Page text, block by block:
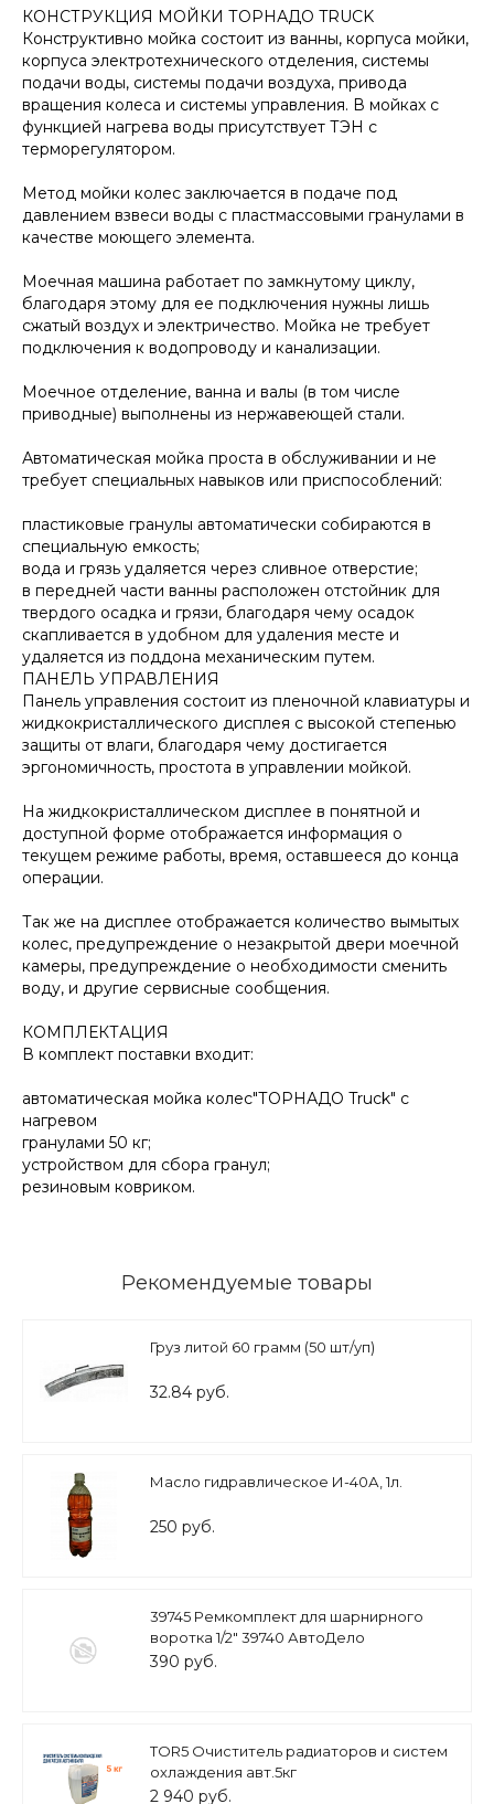
КОНСТРУКЦИЯ МОЙКИ ТОРНАДО TRUCK
Конструктивно мойка состоит из ванны, корпуса мойки,
корпуса электротехнического отделения, системы
подачи воды, системы подачи воздуха, привода
вращения колеса и системы управления. В мойках с
функцией нагрева воды присутствует ТЭН с
терморегулятором.
Метод мойки колес заключается в подаче под
давлением взвеси воды с пластмассовыми гранулами в
качестве моющего элемента.
Моечная машина работает по замкнутому циклу,
благодаря этому для ее подключения нужны лишь
сжатый воздух и электричество. Мойка не требует
подключения к водопроводу и канализации.
Моечное отделение, ванна и валы (в том числе
приводные) выполнены из нержавеющей стали.
Автоматическая мойка проста в обслуживании и не
требует специальных навыков или приспособлений:
пластиковые гранулы автоматически собираются в
специальную емкость;
вода и грязь удаляется через сливное отверстие;
в передней части ванны расположен отстойник для
твердого осадка и грязи, благодаря чему осадок
скапливается в удобном для удаления месте и
удаляется из поддона механическим путем.
ПАНЕЛЬ УПРАВЛЕНИЯ
Панель управления состоит из пленочной клавиатуры и
жидкокристаллического дисплея с высокой степенью
защиты от влаги, благодаря чему достигается
эргономичность, простота в управлении мойкой.
На жидкокристаллическом дисплее в понятной и
доступной форме отображается информация о
текущем режиме работы, время, оставшееся до конца
операции.
Так же на дисплее отображается количество вымытых
колес, предупреждение о незакрытой двери моечной
камеры, предупреждение о необходимости сменить
воду, и другие сервисные сообщения.
КОМПЛЕКТАЦИЯ
В комплект поставки входит:
автоматическая мойка колес"ТОРНАДО Truck" с
нагревом
гранулами 50 кг;
устройством для сбора гранул;
резиновым ковриком.
Рекомендуемые товары
Груз литой 60 грамм (50 шт/уп)
32.84 руб.
Масло гидравлическое И-40А, 1л.
250 руб.
39745 Ремкомплект для шарнирного
воротка 1/2" 39740 АвтоДело
390 руб.
TOR5 Очиститель радиаторов и систем
охлаждения авт.5кг
2 940 руб.